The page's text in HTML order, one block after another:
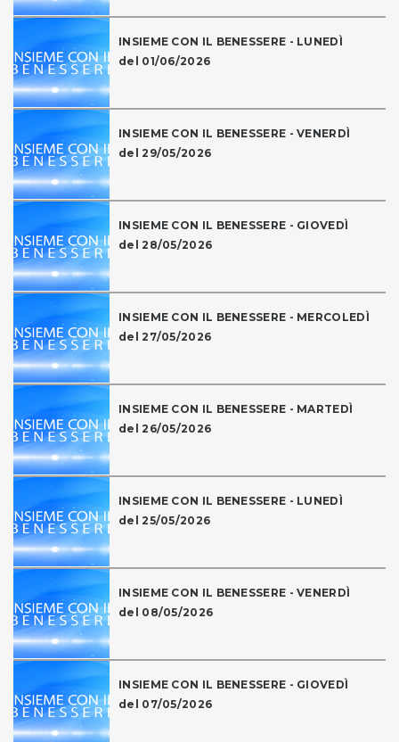
INSIEME CON IL BENESSERE - LUNEDÌ
del 01/06/2026
INSIEME CON IL BENESSERE - VENERDÌ
del 29/05/2026
INSIEME CON IL BENESSERE - GIOVEDÌ
del 28/05/2026
INSIEME CON IL BENESSERE - MERCOLEDÌ
del 27/05/2026
INSIEME CON IL BENESSERE - MARTEDÌ
del 26/05/2026
INSIEME CON IL BENESSERE - LUNEDÌ
del 25/05/2026
INSIEME CON IL BENESSERE - VENERDÌ
del 08/05/2026
INSIEME CON IL BENESSERE - GIOVEDÌ
del 07/05/2026